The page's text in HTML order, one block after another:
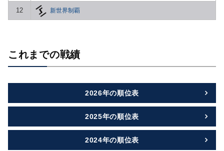
12 新世界制覇
これまでの戦績
2026年の順位表
2025年の順位表
2024年の順位表